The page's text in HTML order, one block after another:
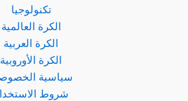
تكنولوجيا
الكرة العالمية
الكرة العربية
الكرة الأوروبية
سياسية
شروط